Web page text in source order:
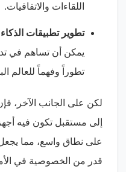
اللقاءات والاتفاقيات.
تطوير تطبيقات
يمكن أن تساهم في
تطوراً وفهماً للعالم
لكن على الجانب الآخر،
إلى مستقبل تكون فيه
على نطاق واسع، مما
قدر من الخصوصية في